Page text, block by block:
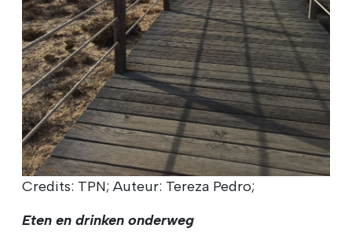
Credits: TPN; Auteur: Tereza Pedro;
Eten en drinken onderweg